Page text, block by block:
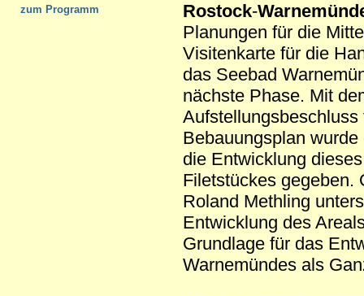
zum Programm
Rostock-
Planungen für die
Visitenkarte für die
das Seebad
nächste Phase. Mit
Aufstellungsbeschluss
Bebauungsplan
die Entwicklung
Filetstückes gegeben.
Roland Methling
Entwicklung des
Grundlage für das
Warnemündes als